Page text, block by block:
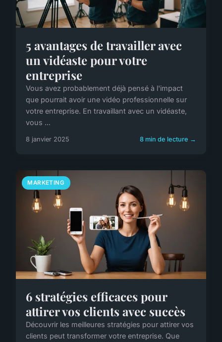
5 avantages de travailler avec
un vidéaste pour votre
entreprise
Vous avez probablement déjà pensé à l'impact
que pourrait avoir une vidéo professionnelle sur
votre entreprise. En travaillant avec un vidéaste,
vous ...
8 janvier 2025 8 min de lecture →
MARKETING
6 stratégies efficaces pour
attirer vos clients avec succès
Découvrir les meilleures stratégies pour attirer vos
clients peut transformer votre entreprise. Que